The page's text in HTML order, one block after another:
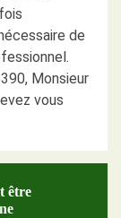
de
Monsieur
vous
être